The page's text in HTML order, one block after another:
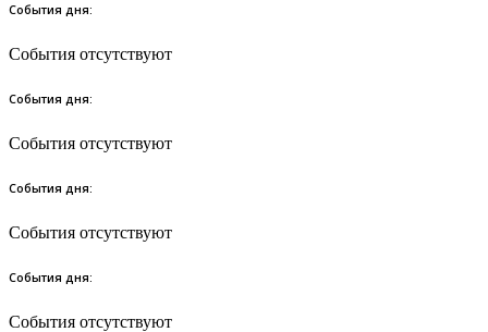
События дня:
События отсутствуют
События дня:
События отсутствуют
События дня:
События отсутствуют
События дня:
События отсутствуют